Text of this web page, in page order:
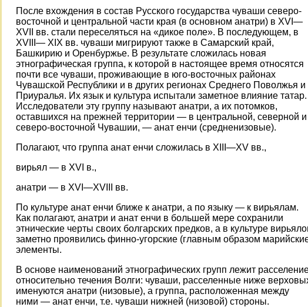
После вхождения в состав Русского государства чуваши северо-
восточной и центральной части края (в основном анатри) в XVI—
XVII вв. стали переселяться на «дикое поле». В последующем, в
XVIII— XIX вв. чуваши мигрируют также в Самарский край,
Башкирию и Оренбуржье. В результате сложилась новая
этнографическая группа, к которой в настоящее время относятся
почти все чуваши, проживающие в юго-восточных районах
Чувашской Республики и в других регионах Среднего Поволжья и
Приуралья. Их язык и культура испытали заметное влияние татар.
Исследователи эту группу называют анатри, а их потомков,
оставшихся на прежней территории — в центральной, северной и
северо-восточной Чувашии, — анат енчи (средненизовые).
Полагают, что группа анат енчи сложилась в XIII—XV вв.,
вирьял — в XVI в.,
анатри — в XVI—XVIII вв.
По культуре анат енчи ближе к анатри, а по языку — к вирьялам.
Как полагают, анатри и анат енчи в большей мере сохранили
этнические черты своих болгарских предков, а в культуре
заметно проявились финно-угорские (главным образом
элементы.
В основе наименований этнографических групп лежит
относительно течения Волги: чуваши, расселенные ниже
именуются анатри (низовые), а группа, расположенная между
ними — анат енчи, т.е. чуваши нижней (низовой) стороны.